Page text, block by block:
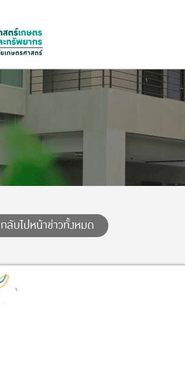
กลับไปหน้าข่าวทั้งหมด